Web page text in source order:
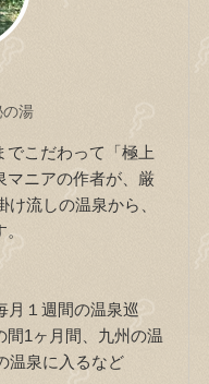
湯
でこだわって「極上
マニアの作者が、厳
流しの温泉から、
月１週間の温泉巡
間1ヶ月間、九州の温
温泉に入るなど